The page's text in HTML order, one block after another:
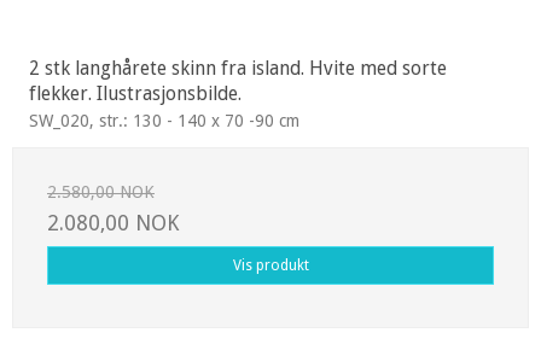
2 stk langhårete skinn fra island. Hvite med sorte
flekker. Ilustrasjonsbilde.
SW_020, str.: 130 - 140 x 70 -90 cm
2.580,00 NOK
2.080,00 NOK
Vis produkt